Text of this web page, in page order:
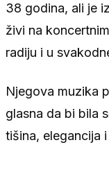
38 godina, ali je
živi na
radiju i u
Njegova muzika
glasna da bi bila
tišina, elegancija